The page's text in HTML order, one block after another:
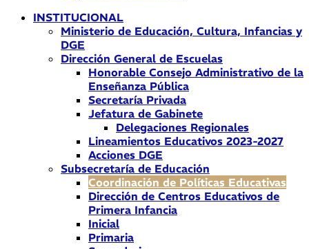
INSTITUCIONAL
Ministerio de Educación, Cultura, Infancias y
DGE
Dirección General de Escuelas
Honorable Consejo Administrativo de la
Enseñanza Pública
Secretaría Privada
Jefatura de Gabinete
Delegaciones Regionales
Lineamientos Educativos 2023-2027
Acciones DGE
Subsecretaría de Educación
Coordinación de Políticas Educativas
Dirección de Centros Educativos de
Primera Infancia
Inicial
Primaria